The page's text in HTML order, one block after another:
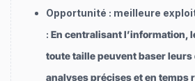
Opportunité : meilleure
: En centralisant l’information,
toute taille peuvent baser
analyses précises et en temps